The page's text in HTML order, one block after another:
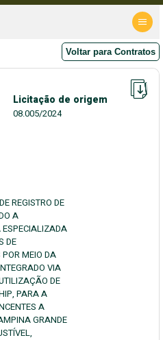
Voltar para Contratos
Licitação de origem
08.005/2024
REGISTRO DE
A
ESPECIALIZADA
DE
POR MEIO DA
VIA
DE
PARA A
A
GRANDE